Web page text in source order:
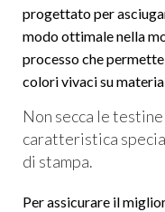
progettato per
modo ottimale nella
processo che
colori vivaci su
Non secca le
caratteristica
di stampa.
Per assicurare il